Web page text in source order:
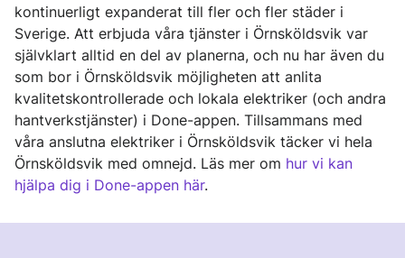
kontinuerligt expanderat till fler och fler städer i
Sverige. Att erbjuda våra tjänster i Örnsköldsvik var
självklart alltid en del av planerna, och nu har även du
som bor i Örnsköldsvik möjligheten att anlita
kvalitetskontrollerade och lokala elektriker (och andra
hantverkstjänster) i Done-appen. Tillsammans med
våra anslutna elektriker i Örnsköldsvik täcker vi hela
Örnsköldsvik med omnejd. Läs mer om hur vi kan
hjälpa dig i Done-appen här.